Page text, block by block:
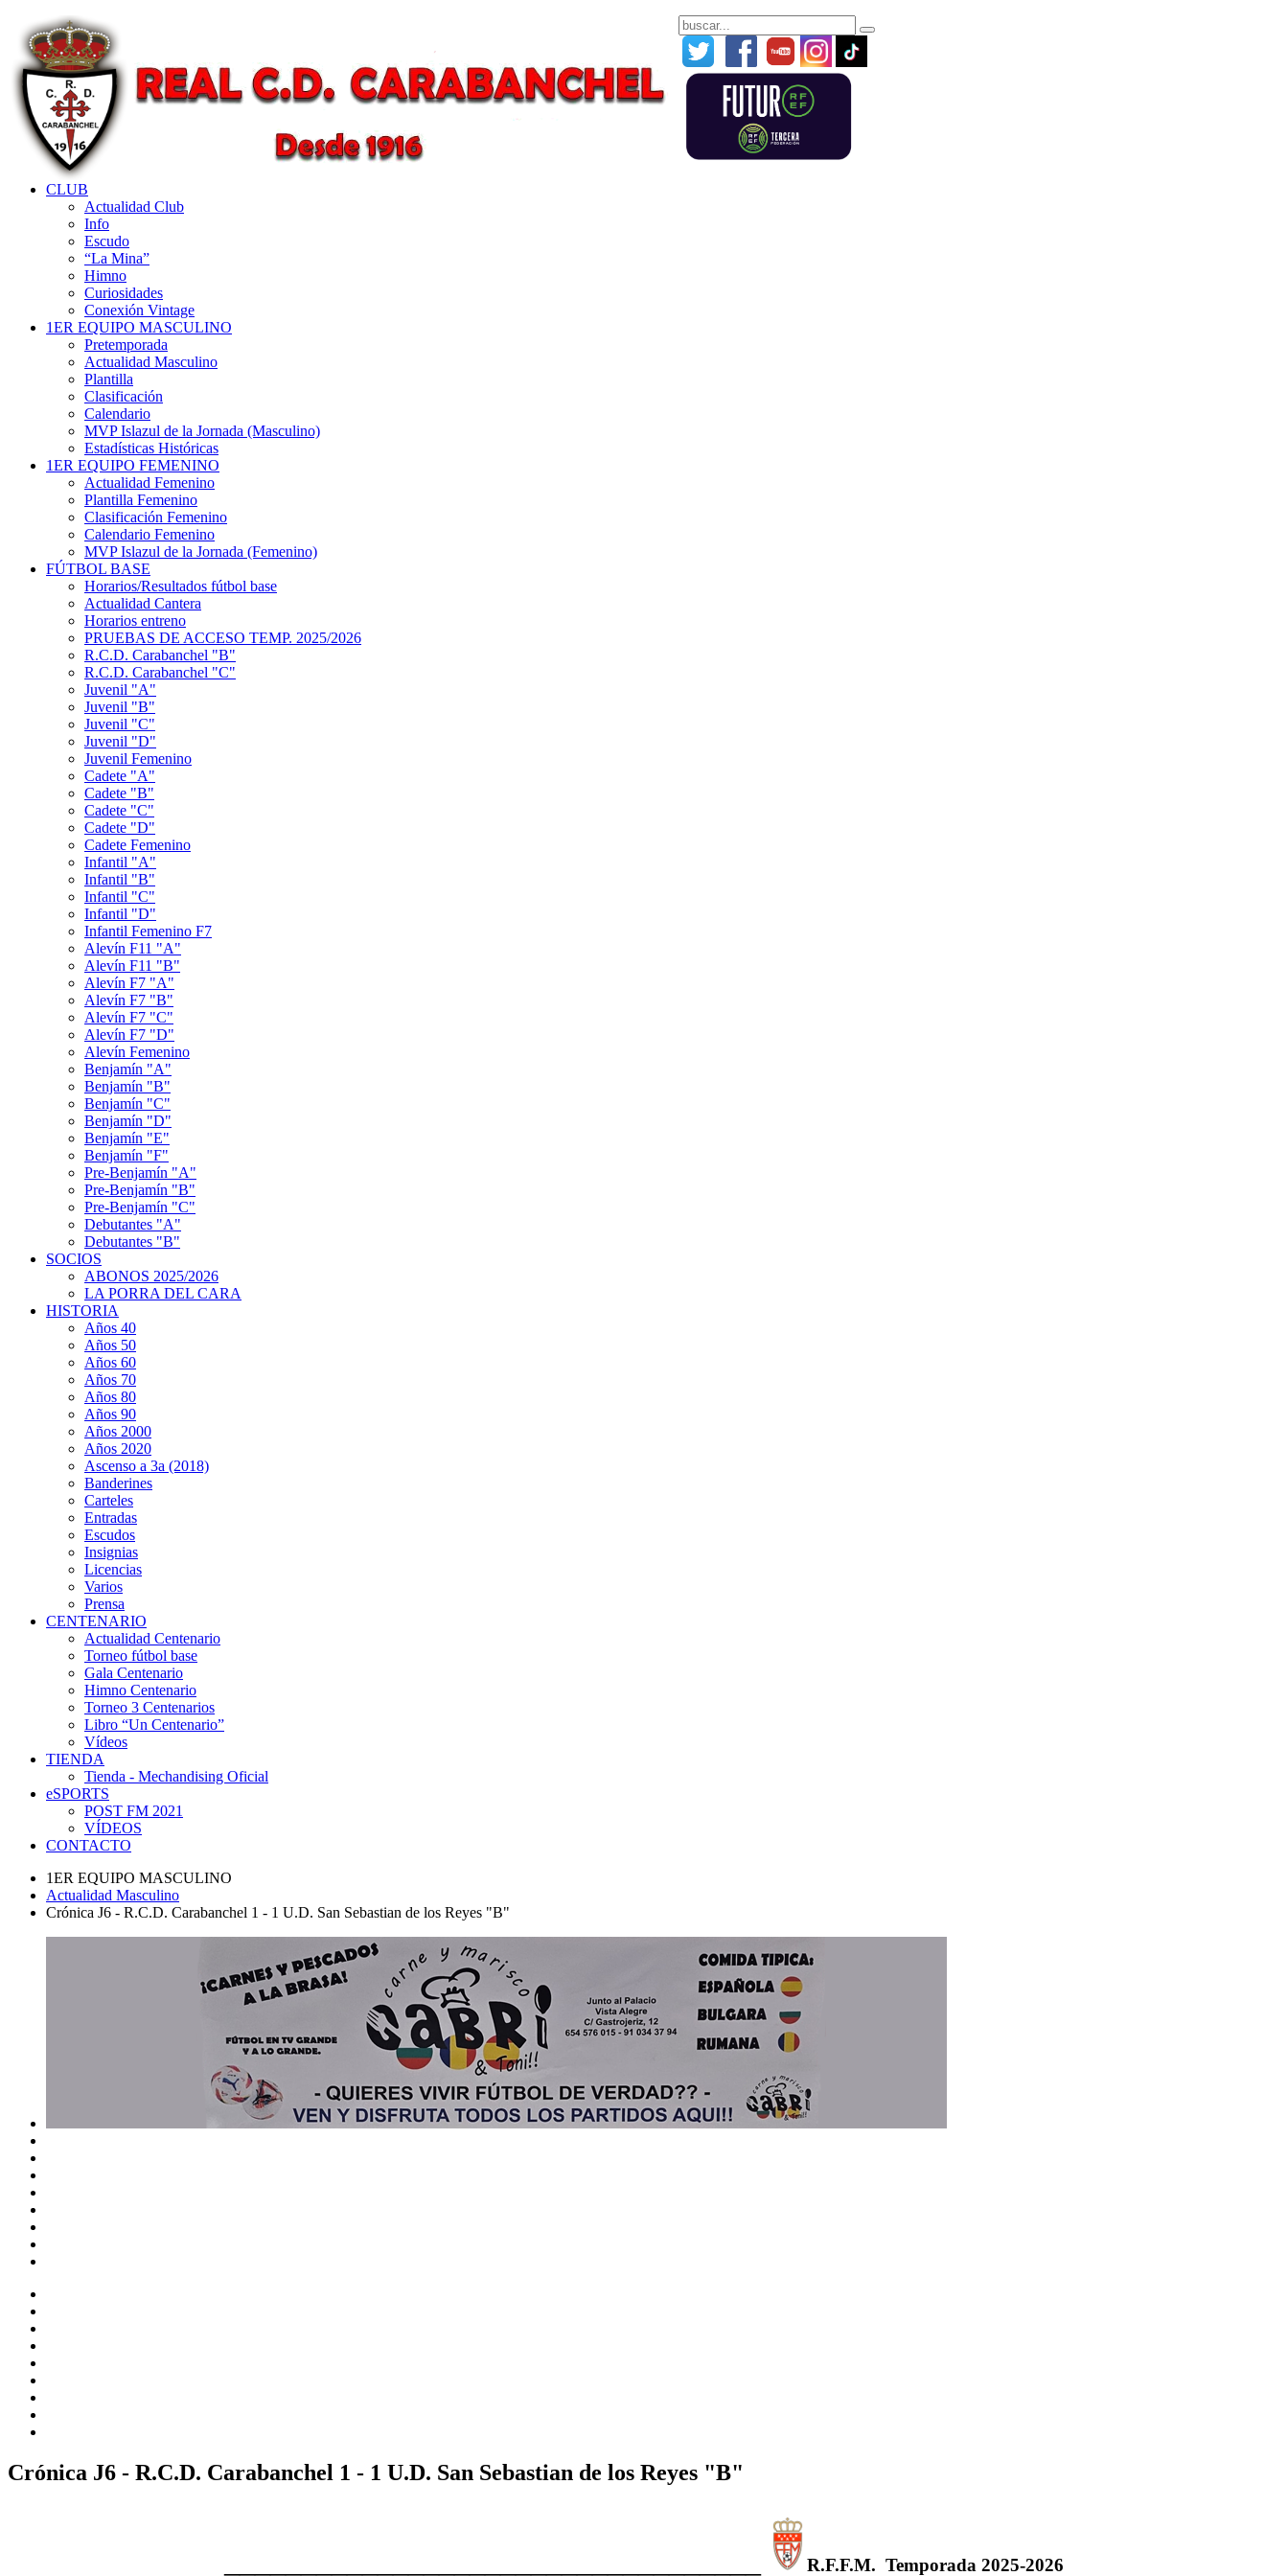
CLUB
Actualidad Club
Info
Escudo
“La Mina”
Himno
Curiosidades
Conexión Vintage
1ER EQUIPO MASCULINO
Pretemporada
Actualidad Masculino
Plantilla
Clasificación
Calendario
MVP Islazul de la Jornada (Masculino)
Estadísticas Históricas
1ER EQUIPO FEMENINO
Actualidad Femenino
Plantilla Femenino
Clasificación Femenino
Calendario Femenino
MVP Islazul de la Jornada (Femenino)
FÚTBOL BASE
Horarios/Resultados fútbol base
Actualidad Cantera
Horarios entreno
PRUEBAS DE ACCESO TEMP. 2025/2026
R.C.D. Carabanchel "B"
R.C.D. Carabanchel "C"
Juvenil "A"
Juvenil "B"
Juvenil "C"
Juvenil "D"
Juvenil Femenino
Cadete "A"
Cadete "B"
Cadete "C"
Cadete "D"
Cadete Femenino
Infantil "A"
Infantil "B"
Infantil "C"
Infantil "D"
Infantil Femenino F7
Alevín F11 "A"
Alevín F11 "B"
Alevín F7 "A"
Alevín F7 "B"
Alevín F7 "C"
Alevín F7 "D"
Alevín Femenino
Benjamín "A"
Benjamín "B"
Benjamín "C"
Benjamín "D"
Benjamín "E"
Benjamín "F"
Pre-Benjamín "A"
Pre-Benjamín "B"
Pre-Benjamín "C"
Debutantes "A"
Debutantes "B"
SOCIOS
ABONOS 2025/2026
LA PORRA DEL CARA
HISTORIA
Años 40
Años 50
Años 60
Años 70
Años 80
Años 90
Años 2000
Años 2020
Ascenso a 3a (2018)
Banderines
Carteles
Entradas
Escudos
Insignias
Licencias
Varios
Prensa
CENTENARIO
Actualidad Centenario
Torneo fútbol base
Gala Centenario
Himno Centenario
Torneo 3 Centenarios
Libro “Un Centenario”
Vídeos
TIENDA
Tienda - Mechandising Oficial
eSPORTS
POST FM 2021
VÍDEOS
CONTACTO
1ER EQUIPO MASCULINO
Actualidad Masculino
Crónica J6 - R.C.D. Carabanchel 1 - 1 U.D. San Sebastian de los Reyes "B"
Crónica J6 - R.C.D. Carabanchel 1 - 1 U.D. San Sebastian de los Reyes "B"
R.F.F.M. Temporada 2025-2026